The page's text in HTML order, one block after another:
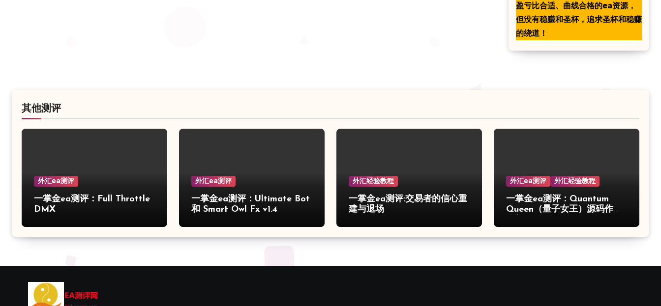
盈亏比合适、曲线合格的ea资源，
但没有稳赚和圣杯，追求圣杯和稳赚
的绕道！
其他测评
外汇ea测评
一掌金ea测评：Full Throttle
DMX
外汇ea测评
一掌金ea测评：Ultimate Bot
和 Smart Owl Fx v1.4
外汇经验教程
一掌金ea测评:交易者的信心重
建与退场
外汇ea测评 外汇经验教程
一掌金ea测评：Quantum
Queen（量子女王）源码作弊